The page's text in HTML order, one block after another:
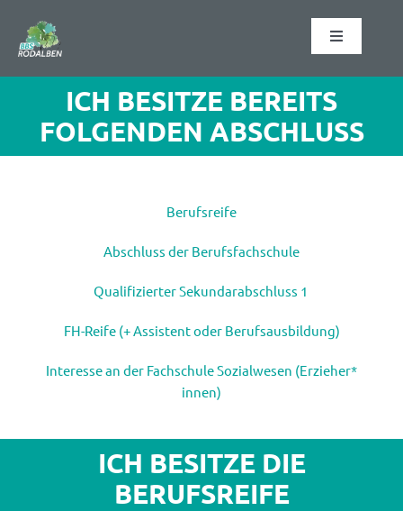
Inhalt
springen
Toggle
Schulformen
Informationen
Kontakt
ICH BESITZE BEREITS
FOLGENDEN ABSCHLUSS
Berufsreife
Abschluss der Berufsfachschule
Qualifizierter Sekundarabschluss 1
FH-Reife (+ Assistent oder Berufsausbildung)
Interesse an der Fachschule Sozialwesen (Erzieher*
innen)
ICH BESITZE DIE
BERUFSREIFE